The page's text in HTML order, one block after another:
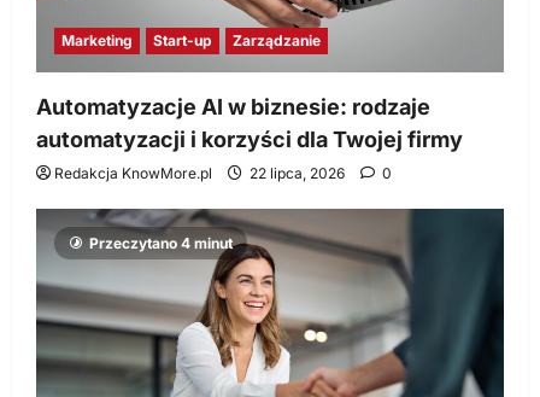
Marketing Start-up Zarządzanie
Automatyzacje AI w biznesie: rodzaje
automatyzacji i korzyści dla Twojej firmy
Redakcja KnowMore.pl 22 lipca, 2026 0
Przeczytano 4 minut